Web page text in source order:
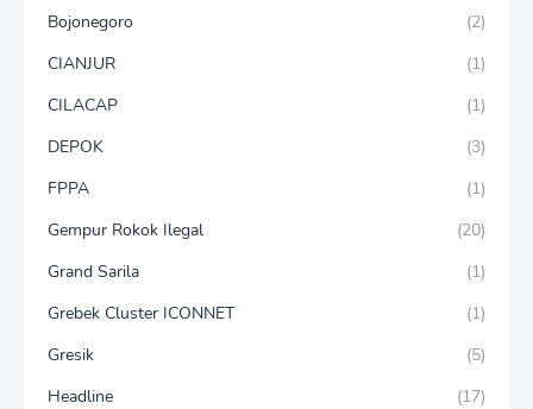
Bojonegoro
(2)
CIANJUR
(1)
CILACAP
(1)
DEPOK
(3)
FPPA
(1)
Gempur Rokok Ilegal
(20)
Grand Sarila
(1)
Grebek Cluster ICONNET
(1)
Gresik
(5)
Headline
(17)